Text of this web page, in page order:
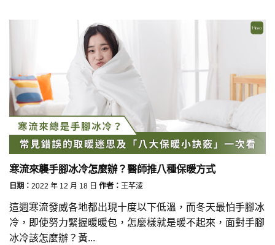
寒流來襲手腳冰冷怎麼辦？醫師推八種保暖方式
日期： 2022 年 12 月 18 日 作者： 王芊淩
這週寒流發威各地都出現十度以下低溫，而冬天最怕手腳冰
冷，即使努力緊握暖暖包，怎麼樣就是暖不起來，面對手腳
冰冷該怎麼辦？黃...